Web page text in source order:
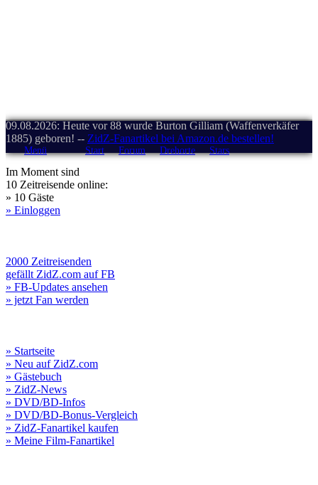
09.08.2026: Heute vor 88 wurde Burton Gilliam (Waffenverkäfer
1885) geboren! -- ZidZ-Fanartikel bei Amazon.de bestellen!
Menü Start Forum Drehorte Stars
Im Moment sind
10 Zeitreisende online:
» 10 Gäste
» Einloggen
2000 Zeitreisenden
gefällt ZidZ.com auf FB
» FB-Updates ansehen
» jetzt Fan werden
» Startseite
» Neu auf ZidZ.com
» Gästebuch
» ZidZ-News
» DVD/BD-Infos
» DVD/BD-Bonus-Vergleich
» ZidZ-Fanartikel kaufen
» Meine Film-Fanartikel